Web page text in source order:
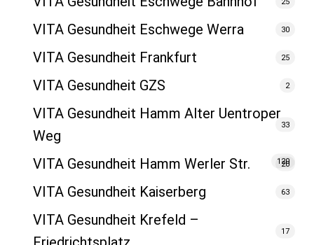
120
VITA Gesundheit Eschwege Werra 30
VITA Gesundheit Frankfurt 25
VITA Gesundheit GZS 2
VITA Gesundheit Hamm Alter Uentroper
Weg
33
VITA Gesundheit Hamm Werler Str. 20
VITA Gesundheit Kaiserberg 63
VITA Gesundheit Krefeld –
17